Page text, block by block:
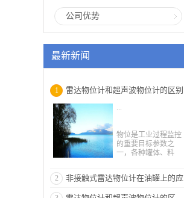
公司优势
最新新闻
1 雷达物位计和超声波物位计的区别
解释 ...
物位是工业过程监控
的重要目标参数之
一，各种罐体、料
工况千差万别，很难
2 非接触式雷达物位计在油罐上的应